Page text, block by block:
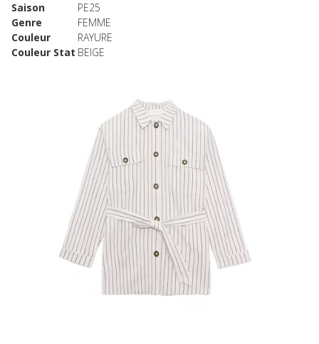
Saison
PE25
Genre
FEMME
Couleur
RAYURE
Couleur Stat BEIGE